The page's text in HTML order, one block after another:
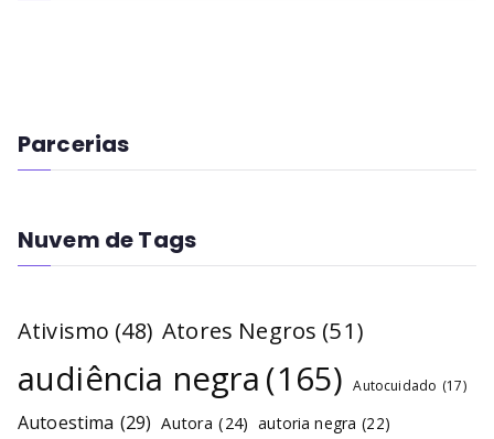
Parcerias
Nuvem de Tags
Ativismo (48) Atores Negros (51)
audiência negra (165) Autocuidado (17)
Autoestima (29) Autora (24) autoria negra (22)